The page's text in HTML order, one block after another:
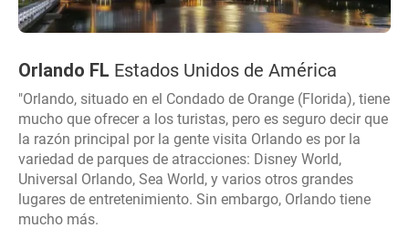
Orlando FL Estados Unidos de América
"Orlando, situado en el Condado de Orange (Florida), tiene
mucho que ofrecer a los turistas, pero es seguro decir que
la razón principal por la gente visita Orlando es por la
variedad de parques de atracciones: Disney World,
Universal Orlando, Sea World, y varios otros grandes
lugares de entretenimiento. Sin embargo, Orlando tiene
mucho más.